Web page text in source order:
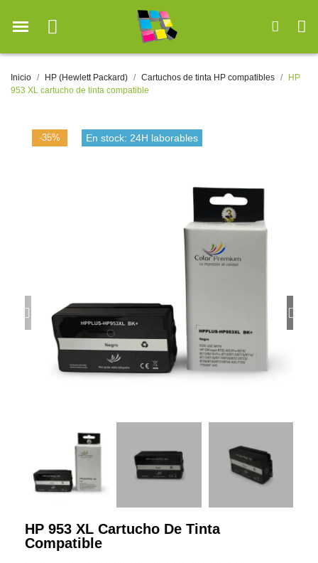
Inicio HP (Hewlett Packard) Cartuchos de tinta HP compatibles
HP
953 XL cartucho de tinta compatible
-35% En stock: 24H laborables
HP 953 XL Cartucho De Tinta
Compatible